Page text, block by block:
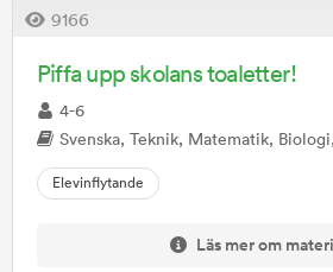
9166
Piffa upp skolans toaletter!
4-6
Svenska, Teknik, Matematik,
Elevinflytande
Läs mer om